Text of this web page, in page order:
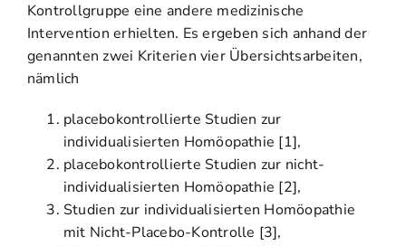
Kontrollgruppe eine andere medizinische
Intervention erhielten. Es ergeben sich anhand der
genannten zwei Kriterien vier Übersichtsarbeiten,
nämlich
placebokontrollierte Studien zur
individualisierten Homöopathie [1],
placebokontrollierte Studien zur nicht-
individualisierten Homöopathie [2],
Studien zur individualisierten Homöopathie
mit Nicht-Placebo-Kontrolle [3],